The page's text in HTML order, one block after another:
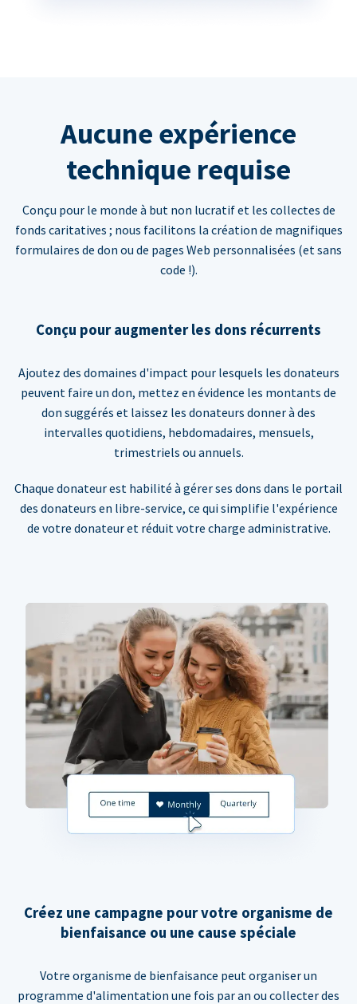
Aucune expérience
technique requise
Conçu pour le monde à but non lucratif et les collectes de
fonds caritatives ; nous facilitons la création de magnifiques
formulaires de don ou de pages Web personnalisées (et sans
code !).
Conçu pour augmenter les dons récurrents
Ajoutez des domaines d'impact pour lesquels les donateurs
peuvent faire un don, mettez en évidence les montants de
don suggérés et laissez les donateurs donner à des
intervalles quotidiens, hebdomadaires, mensuels,
trimestriels ou annuels.
Chaque donateur est habilité à gérer ses dons dans le portail
des donateurs en libre-service, ce qui simplifie l'expérience
de votre donateur et réduit votre charge administrative.
Créez une campagne pour votre organisme de
bienfaisance ou une cause spéciale
Votre organisme de bienfaisance peut organiser un
programme d'alimentation une fois par an ou collecter des